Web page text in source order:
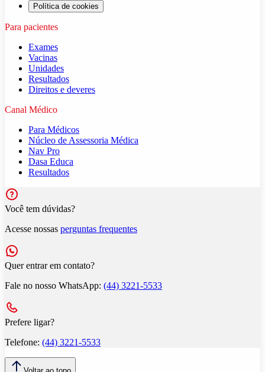
Política de cookies
Para pacientes
Exames
Vacinas
Unidades
Resultados
Direitos e deveres
Canal Médico
Para Médicos
Núcleo de Assessoria Médica
Nav Pro
Dasa Educa
Resultados
Você tem dúvidas?
Acesse nossas perguntas frequentes
Quer entrar em contato?
Fale no nosso WhatsApp: (44) 3221-5533
Prefere ligar?
Telefone: (44) 3221-5533